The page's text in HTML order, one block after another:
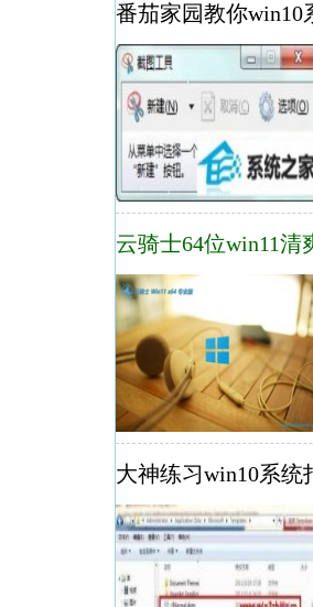
番茄家园教你win10
云骑士64位win11清
大神练习win10系统